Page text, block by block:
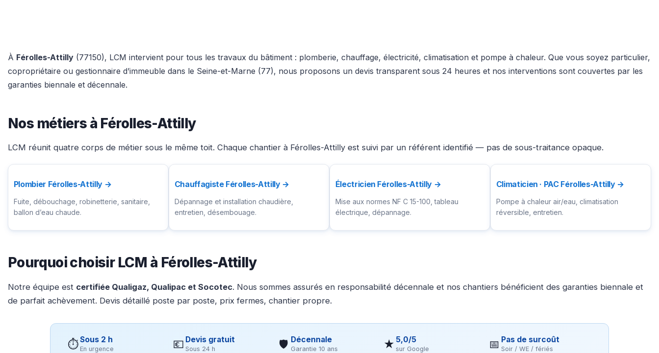
À Férolles-Attilly (77150), LCM intervient pour tous les travaux du bâtiment : plomberie, chauffage, électricité, climatisation et pompe à chaleur. Que vous soyez particulier,
copropriétaire ou gestionnaire d’immeuble dans le Seine-et-Marne (77), nous proposons un devis transparent sous 24 heures et nos interventions sont couvertes par les
garanties biennale et décennale.
Nos métiers à Férolles-Attilly
LCM réunit quatre corps de métier sous le même toit. Chaque chantier à Férolles-Attilly est suivi par un référent identifié — pas de sous-traitance opaque.
Plombier Férolles-Attilly →
Fuite, débouchage, robinetterie, sanitaire,
ballon d’eau chaude.
Chauffagiste Férolles-Attilly →
Dépannage et installation chaudière,
entretien, désembouage.
Électricien Férolles-Attilly →
Mise aux normes NF C 15-100, tableau
électrique, dépannage.
Climaticien · PAC Férolles-Attilly →
Pompe à chaleur air/eau, climatisation
réversible, entretien.
Pourquoi choisir LCM à Férolles-Attilly
Notre équipe est certifiée Qualigaz, Qualipac et Socotec. Nous sommes assurés en responsabilité décennale et nos chantiers bénéficient des garanties biennale et
de parfait achèvement. Devis détaillé poste par poste, prix fermes, chantier propre.
⏱Sous 2 h
En urgence 💶 Devis gratuit
Sous 24 h 🛡 Décennale
Garantie 10 ans ★ 5,0/5
sur Google 📅 Pas de surcoût
Soir / WE / fériés